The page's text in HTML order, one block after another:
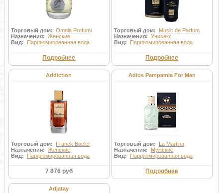
Торговый дом: Omnia Profumi
Назначения: Женские
Вид: Парфюмированная вода
Подробнее
Торговый дом: Music de Parfum
Назначения: Унисекс
Вид: Парфюмированная вода
Подробнее
Addiction
Торговый дом: Franck Boclet
Назначения: Женские
Вид: Парфюмированная вода
7 876 руб
Adios Pampamia For Man
Торговый дом: La Martina
Назначения: Мужские
Вид: Парфюмированная вода
Подробнее
Adjatay